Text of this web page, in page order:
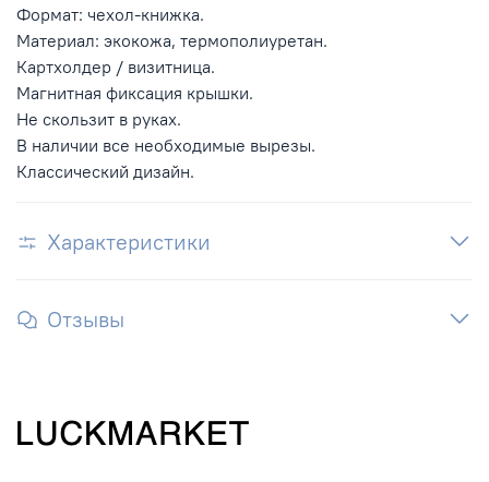
Формат: чехол-книжка.
Материал: экокожа, термополиуретан.
Картхолдер / визитница.
Магнитная фиксация крышки.
Не скользит в руках.
В наличии все необходимые вырезы.
Классический дизайн.
Характеристики
Отзывы